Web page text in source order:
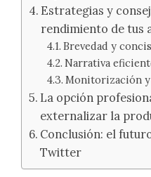
Estrategias y
rendimiento de tus
Brevedad y
Narrativa
Monitorización
La opción
externalizar la
Conclusión: el
Twitter